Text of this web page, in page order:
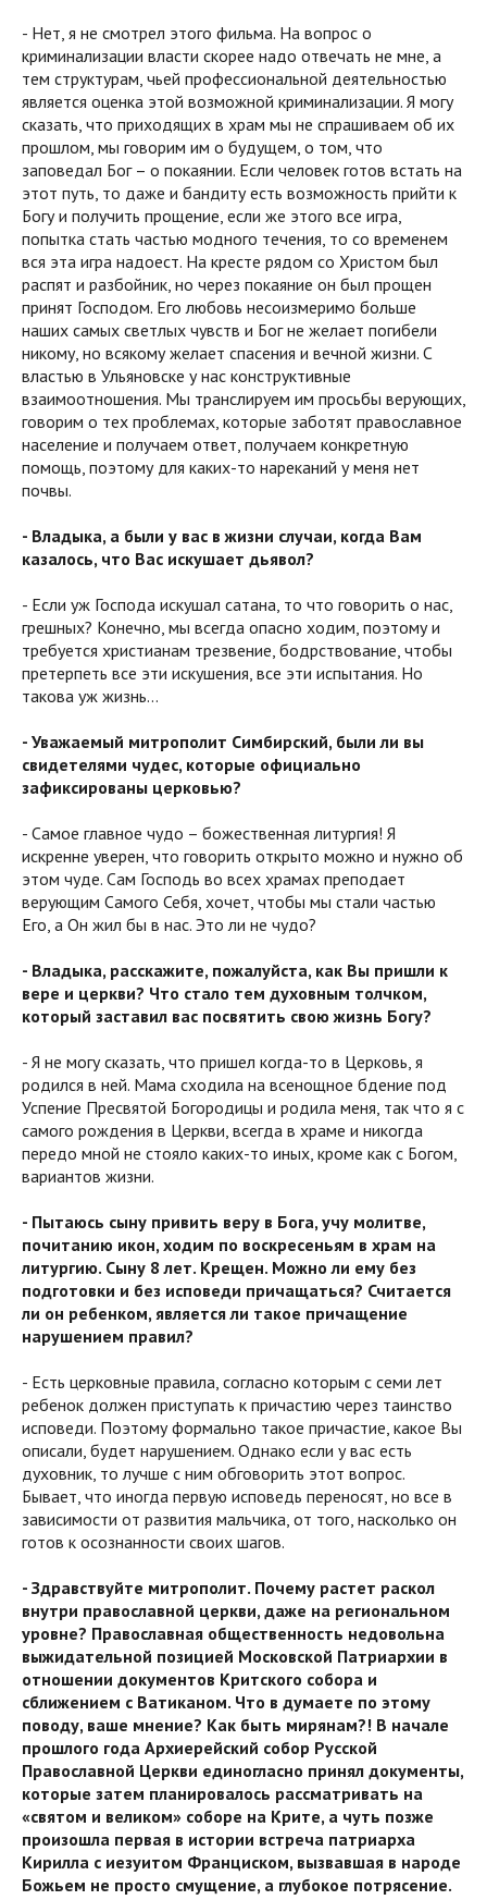
- Нет, я не смотрел этого фильма. На вопрос о
криминализации власти скорее надо отвечать не мне, а
тем структурам, чьей профессиональной деятельностью
является оценка этой возможной криминализации. Я могу
сказать, что приходящих в храм мы не спрашиваем об их
прошлом, мы говорим им о будущем, о том, что
заповедал Бог – о покаянии. Если человек готов встать на
этот путь, то даже и бандиту есть возможность прийти к
Богу и получить прощение, если же этого все игра,
попытка стать частью модного течения, то со временем
вся эта игра надоест. На кресте рядом со Христом был
распят и разбойник, но через покаяние он был прощен
принят Господом. Его любовь несоизмеримо больше
наших самых светлых чувств и Бог не желает погибели
никому, но всякому желает спасения и вечной жизни. С
властью в Ульяновске у нас конструктивные
взаимоотношения. Мы транслируем им просьбы верующих,
говорим о тех проблемах, которые заботят православное
население и получаем ответ, получаем конкретную
помощь, поэтому для каких-то нареканий у меня нет
почвы.
- Владыка, а были у вас в жизни случаи, когда Вам
казалось, что Вас искушает дьявол?
- Если уж Господа искушал сатана, то что говорить о нас,
грешных? Конечно, мы всегда опасно ходим, поэтому и
требуется христианам трезвение, бодрствование, чтобы
претерпеть все эти искушения, все эти испытания. Но
такова уж жизнь…
- Уважаемый митрополит Симбирский, были ли вы
свидетелями чудес, которые официально
зафиксированы церковью?
- Самое главное чудо – божественная литургия! Я
искренне уверен, что говорить открыто можно и нужно об
этом чуде. Сам Господь во всех храмах преподает
верующим Самого Себя, хочет, чтобы мы стали частью
Его, а Он жил бы в нас. Это ли не чудо?
- Владыка, расскажите, пожалуйста, как Вы пришли к
вере и церкви? Что стало тем духовным толчком,
который заставил вас посвятить свою жизнь Богу?
- Я не могу сказать, что пришел когда-то в Церковь, я
родился в ней. Мама сходила на всенощное бдение под
Успение Пресвятой Богородицы и родила меня, так что я с
самого рождения в Церкви, всегда в храме и никогда
передо мной не стояло каких-то иных, кроме как с Богом,
вариантов жизни.
- Пытаюсь сыну привить веру в Бога, учу молитве,
почитанию икон, ходим по воскресеньям в храм на
литургию. Сыну 8 лет. Крещен. Можно ли ему без
подготовки и без исповеди причащаться? Считается
ли он ребенком, является ли такое причащение
нарушением правил?
- Есть церковные правила, согласно которым с семи лет
ребенок должен приступать к причастию через таинство
исповеди. Поэтому формально такое причастие, какое Вы
описали, будет нарушением. Однако если у вас есть
духовник, то лучше с ним обговорить этот вопрос.
Бывает, что иногда первую исповедь переносят, но все в
зависимости от развития мальчика, от того, насколько он
готов к осознанности своих шагов.
- Здравствуйте митрополит. Почему растет раскол
внутри православной церкви, даже на региональном
уровне? Православная общественность недовольна
выжидательной позицией Московской Патриархии в
отношении документов Критского собора и
сближением с Ватиканом. Что в думаете по этому
поводу, ваше мнение? Как быть мирянам?! В начале
прошлого года Архиерейский собор Русской
Православной Церкви единогласно принял документы,
которые затем планировалось рассматривать на
«святом и великом» соборе на Крите, а чуть позже
произошла первая в истории встреча патриарха
Кирилла с иезуитом Франциском, вызвавшая в народе
Божьем не просто смущение, а глубокое потрясение.